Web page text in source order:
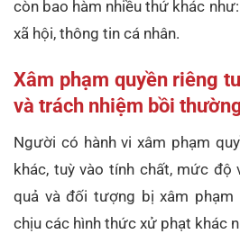
còn bao hàm nhiều thứ khác
xã hội, thông tin cá nhân.
Xâm phạm quyền riêng
và trách nhiệm bồi
Người có hành vi xâm phạm
khác, tuỳ vào tính chất, mức độ
quả và đối tượng bị xâm
chịu các hình thức xử phạt khác